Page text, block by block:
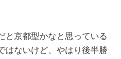
京都型かなと思っている
はないけど、やはり後半勝